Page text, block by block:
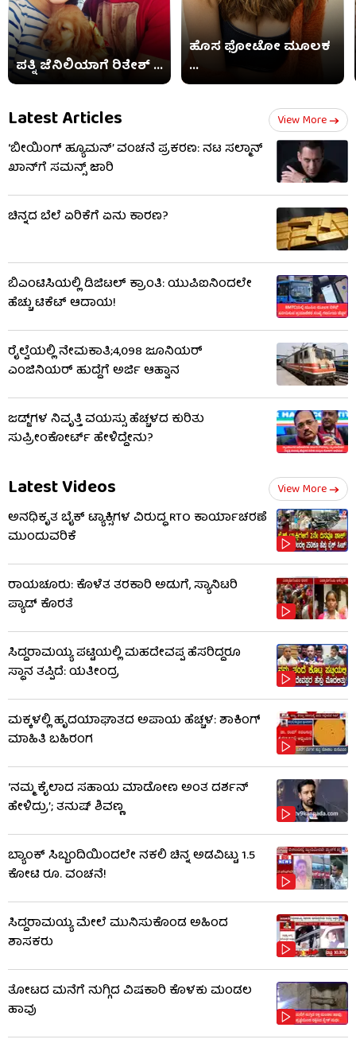
ಪತ್ನಿ ಜೆನಿಲಿಯಾಗೆ ರಿತೇಶ್ ...
ಹೊಸ ಫೋಟೋ ಮೂಲಕ
...
Latest Articles View More
‘ಬೀಯಿಂಗ್ ಹ್ಯೂಮನ್’ ವಂಚನೆ ಪ್ರಕರಣ: ನಟ ಸಲ್ಮಾನ್
ಖಾನ್​ಗೆ ಸಮನ್ಸ್ ಜಾರಿ
ಚಿನ್ನದ ಬೆಲೆ ಏರಿಕೆಗೆ ಏನು ಕಾರಣ?
ಬಿಎಂಟಿಸಿಯಲ್ಲಿ ಡಿಜಿಟಲ್ ಕ್ರಾಂತಿ: ಯುಪಿಐನಿಂದಲೇ
ಹೆಚ್ಚು ಟಿಕೆಟ್ ಆದಾಯ!
ರೈಲ್ವೆಯಲ್ಲಿ ನೇಮಕಾತಿ;4,098 ಜೂನಿಯರ್
ಎಂಜಿನಿಯರ್ ಹುದ್ದೆಗೆ ಅರ್ಜಿ ಆಹ್ವಾನ
ಜಡ್ಜ್​ಗಳ ನಿವೃತ್ತಿ ವಯಸ್ಸು ಹೆಚ್ಚಳದ ಕುರಿತು
ಸುಪ್ರೀಂಕೋರ್ಟ್ ಹೇಳಿದ್ದೇನು?
Latest Videos View More
ಅನಧಿಕೃತ ಬೈಕ್ ಟ್ಯಾಕ್ಸಿಗಳ ವಿರುದ್ಧ RTO ಕಾರ್ಯಾಚರಣೆ
ಮುಂದುವರಿಕೆ
ರಾಯಚೂರು: ಕೊಳೆತ ತರಕಾರಿ ಅಡುಗೆ, ಸ್ಯಾನಿಟರಿ
ಪ್ಯಾಡ್ ಕೊರತೆ
ಸಿದ್ದರಾಮಯ್ಯ ಪಟ್ಟಿಯಲ್ಲಿ ಮಹದೇವಪ್ಪ ಹೆಸರಿದ್ದರೂ
ಸ್ಥಾನ ತಪ್ಪಿದೆ: ಯತೀಂದ್ರ
ಮಕ್ಕಳಲ್ಲಿ ಹೃದಯಾಘಾತದ ಅಪಾಯ ಹೆಚ್ಚಳ: ಶಾಕಿಂಗ್​​
ಮಾಹಿತಿ ಬಹಿರಂಗ
‘ನಮ್ಮ ಕೈಲಾದ ಸಹಾಯ ಮಾಡೋಣ ಅಂತ ದರ್ಶನ್
ಹೇಳಿದ್ರು’; ತನುಷ್ ಶಿವಣ್ಣ
ಬ್ಯಾಂಕ್ ಸಿಬ್ಬಂದಿಯಿಂದಲೇ ನಕಲಿ ಚಿನ್ನ ಅಡವಿಟ್ಟು 1.5
ಕೋಟಿ ರೂ. ವಂಚನೆ!
ಸಿದ್ದರಾಮಯ್ಯ ಮೇಲೆ ಮುನಿಸುಕೊಂಡ ಅಹಿಂದ
ಶಾಸಕರು
ತೋಟದ ಮನೆಗೆ ನುಗ್ಗಿದ ವಿಷಕಾರಿ ಕೊಳಕು ಮಂಡಲ
ಹಾವು